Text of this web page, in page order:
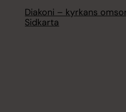
Diakoni – kyrkans
Sidkarta